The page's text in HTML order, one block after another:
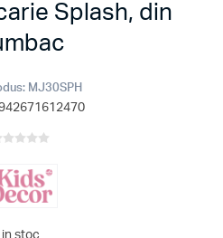
Splash, din
MJ30SPH